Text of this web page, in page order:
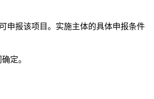
报该项目。实施主体的具体申报条件
定。